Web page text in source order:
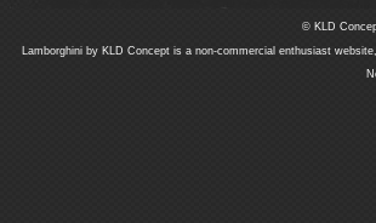
© KLD
Lamborghini by KLD Concept is a non-commercial enthusiast